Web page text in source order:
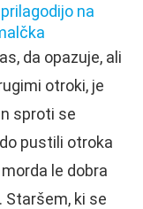
na
da opazuje, ali
otroki, je
sproti se
pustili otroka
le dobra
Staršem, ki se